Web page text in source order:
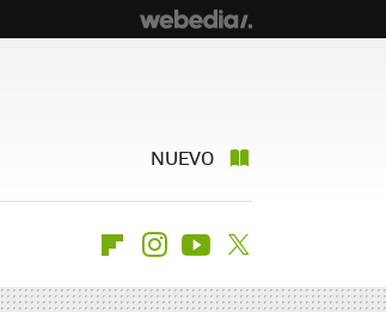
NUEVO
FlipboardInstagramYoutube